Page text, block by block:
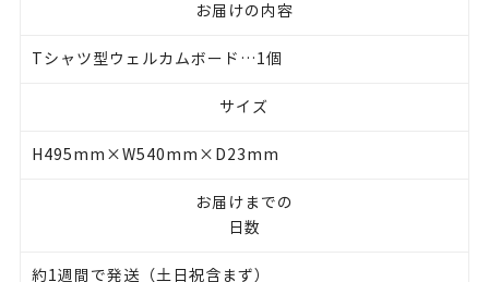
お届けの内容
Tシャツ型ウェルカムボード…1個
サイズ
H495mm×W540mm×D23mm
お届けまでの
日数
約1週間で発送（土日祝含まず）